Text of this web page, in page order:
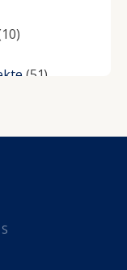
(51)